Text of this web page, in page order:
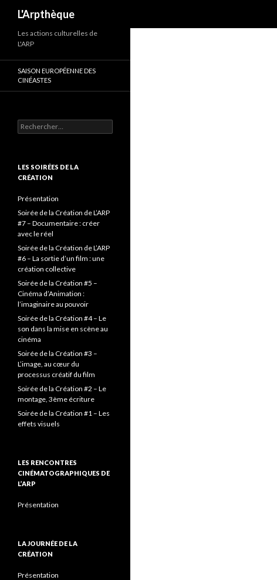
L'Arpthèque
Les actions culturelles de
L'ARP
SAISON EUROPÉENNE DES
CINÉASTES
Rechercher :
LES SOIRÉES DE LA
CRÉATION
Présentation
Soirée de la Création de L’ARP
#7 – Documentaire : créer
avec le réel
Soirée de la Création de L’ARP
#6 – La sortie d’un film : une
création collective
Soirée de la Création #5 –
Cinéma d’Animation :
l’imaginaire au pouvoir
Soirée de la Création #4 – Le
son dans la mise en scène au
cinéma
Soirée de la Création #3 –
L’image, au cœur du
processus créatif du film
Soirée de la Création #2 – Le
montage, 3ème écriture
Soirée de la Création #1 – Les
effets visuels
LES RENCONTRES
CINÉMATOGRAPHIQUES DE
L’ARP
Présentation
LA JOURNÉE DE LA
CRÉATION
Présentation